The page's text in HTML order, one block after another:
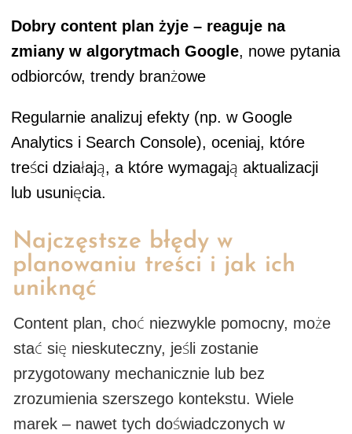
Dobry content plan żyje – reaguje na
zmiany w algorytmach Google, nowe pytania
odbiorców, trendy branżowe
Regularnie analizuj efekty (np. w Google
Analytics i Search Console), oceniaj, które
treści działają, a które wymagają aktualizacji
lub usunięcia.
Najczęstsze błędy w
planowaniu treści i jak ich
uniknąć
Content plan, choć niezwykle pomocny, może
stać się nieskuteczny, jeśli zostanie
przygotowany mechanicznie lub bez
zrozumienia szerszego kontekstu. Wiele
marek – nawet tych doświadczonych w